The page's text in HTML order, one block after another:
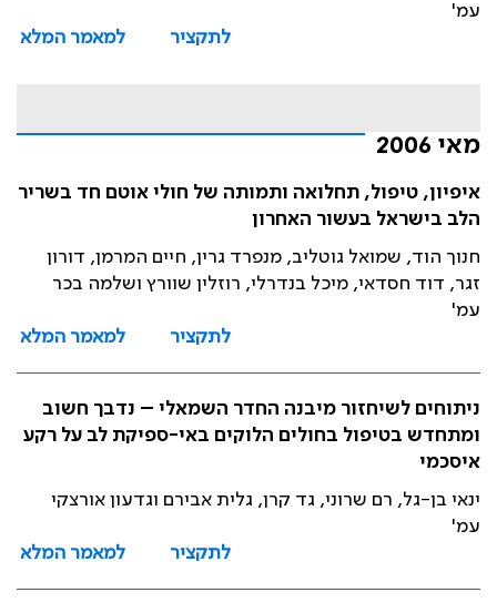
עמ'
לתקציר
למאמר המלא
מאי 2006
איפיון, טיפול, תחלואה ותמותה של חולי אוטם חד בשריר
הלב בישראל בעשור האחרון
חנוך הוד, שמואל גוטליב, מנפרד גרין, חיים המרמן, דורון
זגר, דוד חסדאי, מיכל בנדרלי, רוזלין שוורץ ושלמה בכר
עמ'
לתקציר
למאמר המלא
ניתוחים לשיחזור מיבנה החדר השמאלי – נדבך חשוב
ומתחדש בטיפול בחולים הלוקים באי-ספיקת לב על רקע
איסכמי
ינאי בן-גל, רם שרוני, גד קרן, גלית אבירם וגדעון אורצקי
עמ'
לתקציר
למאמר המלא